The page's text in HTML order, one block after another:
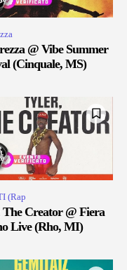
@ Vibe Summer
(Cinquale, MS)
(Rap
The Creator @ Fiera
Live (Rho, MI)